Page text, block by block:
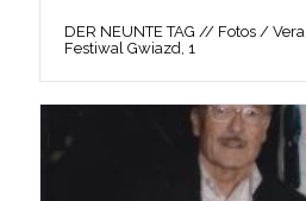
DER NEUNTE TAG // Fotos /
Festiwal Gwiazd, 1